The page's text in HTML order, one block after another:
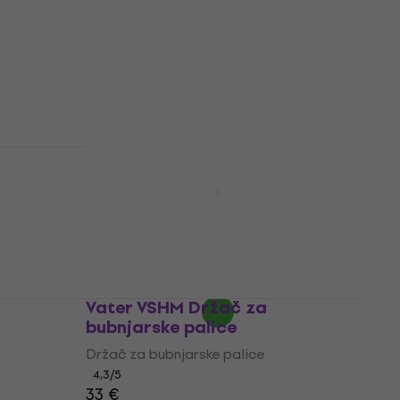
Vater VSHM Držač za
bubnjarske palice
Držač za bubnjarske palice
4,3/5
33 €